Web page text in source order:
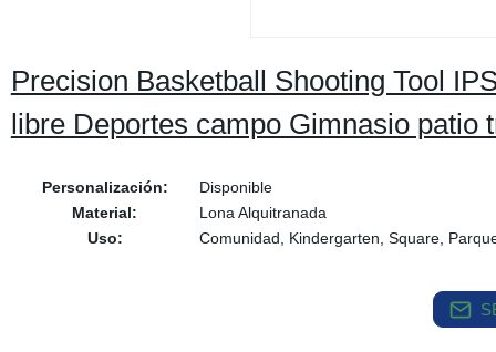
Precision Basketball Shooting Tool
libre Deportes campo Gimnasio patio
Personalización:
Disponible
Material:
Lona Alquitranada
Uso:
Comunidad, Kindergarten, Square,